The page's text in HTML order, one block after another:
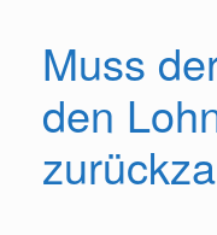
Muss
den